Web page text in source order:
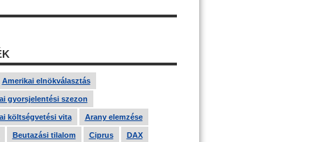
Amerikai elnökválasztás
gyorsjelentési szezon
költségvetési vita Arany elemzése
Beutazási tilalom Ciprus DAX